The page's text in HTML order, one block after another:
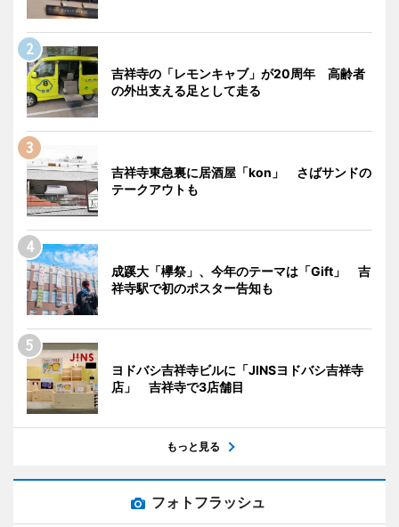
吉祥寺の「レモンキャブ」が20周年 高齢者
の外出支える足として走る
吉祥寺東急裏に居酒屋「kon」 さばサンドの
テークアウトも
成蹊大「欅祭」、今年のテーマは「Gift」 吉
祥寺駅で初のポスター告知も
ヨドバシ吉祥寺ビルに「JINSヨドバシ吉祥寺
店」 吉祥寺で3店舗目
もっと見る
フォトフラッシュ